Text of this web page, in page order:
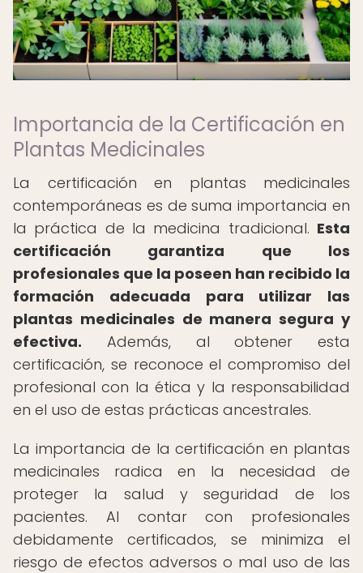
Importancia de la Certificación en
Plantas Medicinales
La certificación en plantas medicinales
contemporáneas es de suma importancia en
la práctica de la medicina tradicional. Esta
certificación garantiza que los
profesionales que la poseen han recibido la
formación adecuada para utilizar las
plantas medicinales de manera segura y
efectiva. Además, al obtener esta
certificación, se reconoce el compromiso del
profesional con la ética y la responsabilidad
en el uso de estas prácticas ancestrales.
La importancia de la certificación en plantas
medicinales radica en la necesidad de
proteger la salud y seguridad de los
pacientes. Al contar con profesionales
debidamente certificados, se minimiza el
riesgo de efectos adversos o mal uso de las